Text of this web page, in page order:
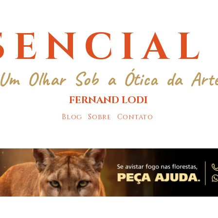
Olhar Sob a Ótica da
FERNAND LODI
Blog Sobre Contato